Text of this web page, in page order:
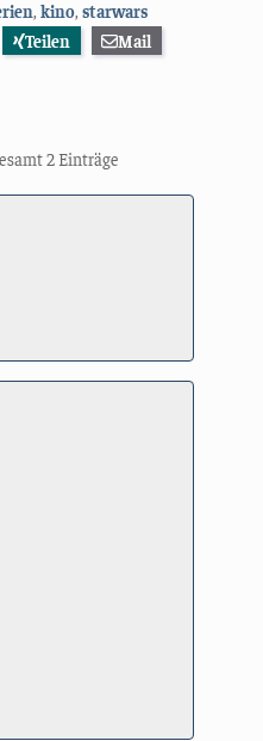
,kino ,starwars
Teilen
Mail
2 Einträge